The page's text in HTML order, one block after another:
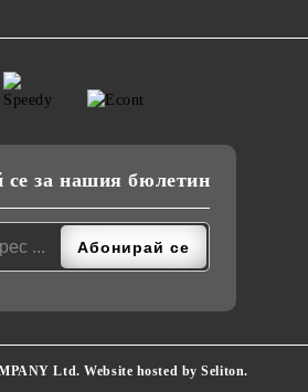
се за нашия бюлетин
Ltd. Website hosted by Seliton.